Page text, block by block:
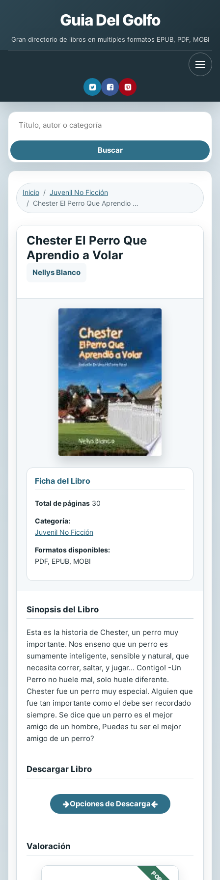
Guia Del Golfo
Gran directorio de libros en multiples formatos EPUB, PDF, MOBI
Inicio
Juvenil No Ficción
Chester El Perro Que Aprendio a Volar
Chester El Perro Que
Aprendio a Volar
Nellys Blanco
Ficha del Libro
Total de páginas 30
Categoría:
Juvenil No Ficción
Formatos disponibles:
PDF, EPUB, MOBI
Sinopsis del Libro
Esta es la historia de Chester, un perro muy
importante. Nos enseno que un perro es
sumamente inteligente, sensible y natural, que
necesita correr, saltar, y jugar... Contigo! -Un
Perro no huele mal, solo huele diferente.
Chester fue un perro muy especial. Alguien que
fue tan importante como el debe ser recordado
siempre. Se dice que un perro es el mejor
amigo de un hombre, Puedes tu ser el mejor
amigo de un perro?
Descargar Libro
Opciones de Descarga
Valoración